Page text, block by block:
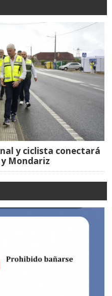
y ciclista conectará
Mondariz